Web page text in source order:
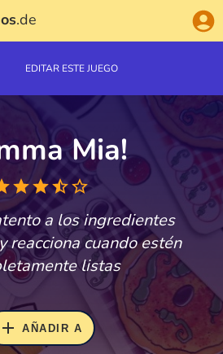
.de
EDITAR ESTE JUEGO
Mia!
a los ingredientes
reacciona cuando estén
listas